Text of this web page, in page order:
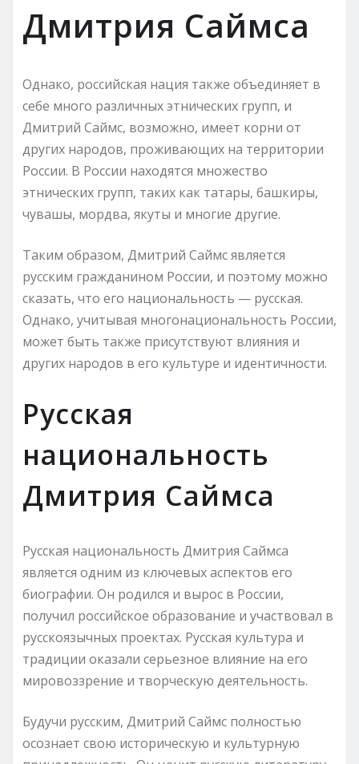
Дмитрия Саймса
Однако, российская нация также объединяет в
себе много различных этнических групп, и
Дмитрий Саймс, возможно, имеет корни от
других народов, проживающих на территории
России. В России находятся множество
этнических групп, таких как татары, башкиры,
чувашы, мордва, якуты и многие другие.
Таким образом, Дмитрий Саймс является
русским гражданином России, и поэтому можно
сказать, что его национальность — русская.
Однако, учитывая многонациональность России,
может быть также присутствуют влияния и
других народов в его культуре и идентичности.
Русская
национальность
Дмитрия Саймса
Русская национальность Дмитрия Саймса
является одним из ключевых аспектов его
биографии. Он родился и вырос в России,
получил российское образование и участвовал в
русскоязычных проектах. Русская культура и
традиции оказали серьезное влияние на его
мировоззрение и творческую деятельность.
Будучи русским, Дмитрий Саймс полностью
осознает свою историческую и культурную